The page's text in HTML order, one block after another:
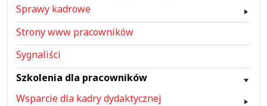
Sprawy kadrowe
Strony www pracowników
Sygnaliści
Szkolenia dla pracowników
Wsparcie dla kadry dydaktycznej